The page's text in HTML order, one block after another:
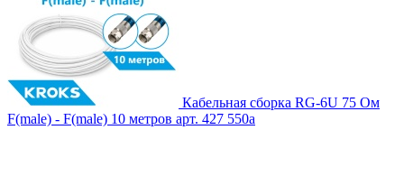
Кабельная сборка RG-6U 75 Ом
F(male) - F(male) 10 метров арт. 427 550a